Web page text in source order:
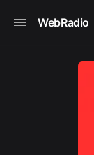
WebRadio